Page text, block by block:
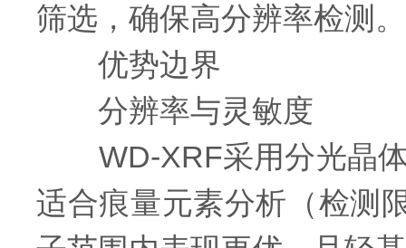
筛选，确保高分辨率检测。
优势边界
分辨率与灵敏度
WD-XRF采用分光晶体
适合痕量元素分析（检测